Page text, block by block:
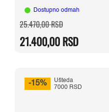
Dostupno odmah
25.470,00RSDOriginalna
cena
bila:
25.470,00 RSD.
21.400,00RSD
Trenutna
cena
21.400,00 RSD.
-15%
Ušteda
7000 RSD